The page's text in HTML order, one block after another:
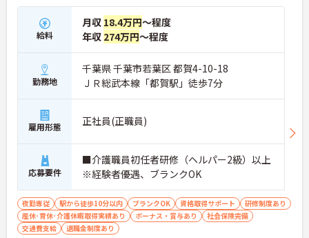
給料
月収 18.4万円～程度
年収 274万円～程度
勤務地
千葉県 千葉市若葉区 都賀4-10-18
ＪＲ総武本線「都賀駅」徒歩7分
雇用形態 正社員(正職員)
応募要件
■介護職員初任者研修（ヘルパー2級）以上
※経験者優遇、ブランクOK
夜勤専従 駅から徒歩10分以内 ブランクOK 資格取得サポート
研修制度あり
産休･育休･介護休暇取得実績あり
ボーナス・賞与あり
社会保険完備
交通費支給
退職金制度あり